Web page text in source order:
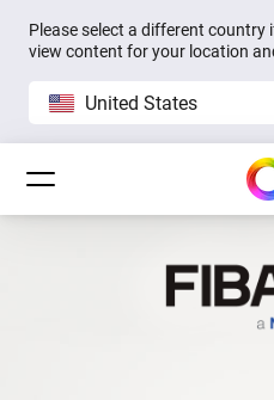
Please select a different country
view content for your location
United States